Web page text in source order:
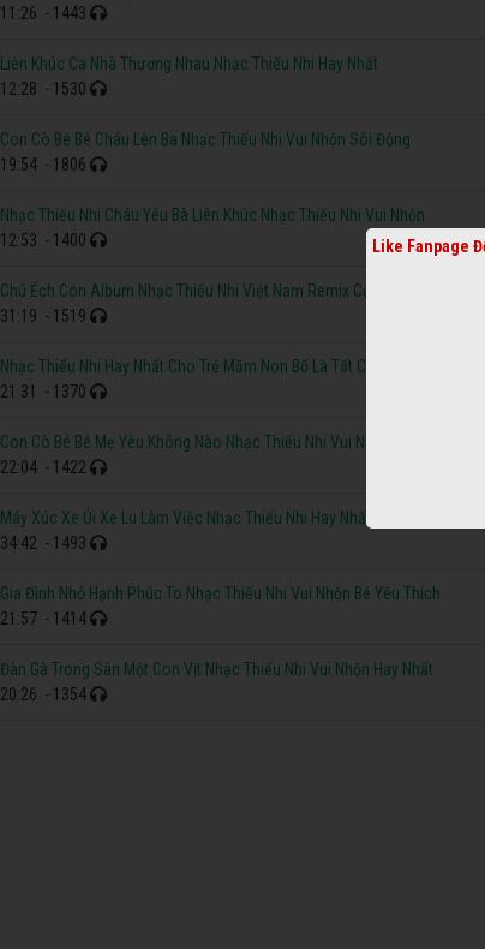
11:26 - 1443
Liên Khúc Ca Nhà Thương Nhau Nhạc Thiếu Nhi Hay Nhất
12:28 - 1530
Con Cò Bé Bé Cháu Lên Ba Nhạc Thiếu Nhi Vui Nhộn Sôi Động
19:54 - 1806
Nhạc Thiếu Nhi Cháu Yêu Bà Liên Khúc Nhạc Thiếu Nhi Vui Nhộn
12:53 - 1400
Chú Ếch Con Album Nhạc Thiếu Nhi Việt Nam Remix Cực Hay
31:19 - 1519
Nhạc Thiếu Nhi Hay Nhất Cho Trẻ Mầm Non Bố Là Tất Cả Trống Cơm
21:31
- 1370
Con Cò Bé Bé Mẹ Yêu Không Nào Nhạc Thiếu Nhi Vui Nhộn Hay Nhất
22:04 - 1422
Máy Xúc Xe Ủi Xe Lu Làm Việc Nhạc Thiếu Nhi Hay Nhất
34:42 - 1493
Gia Đình Nhỏ Hạnh Phúc To Nhạc Thiếu Nhi Vui Nhộn Bé Yêu Thích
21:57 - 1414
Đàn Gà Trong Sân Một Con Vịt Nhạc Thiếu Nhi Vui Nhộn Hay Nhất
20:26 - 1354
Like Fanpage